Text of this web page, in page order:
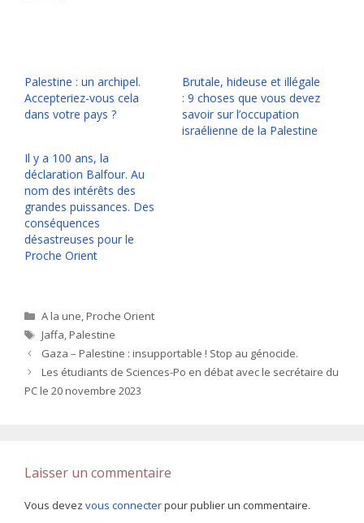
Palestine : un archipel.
Accepteriez-vous cela
dans votre pays ?
Brutale, hideuse et illégale
: 9 choses que vous devez
savoir sur l’occupation
israélienne de la Palestine
Il y a 100 ans, la
déclaration Balfour. Au
nom des intérêts des
grandes puissances. Des
conséquences
désastreuses pour le
Proche Orient
Catégories
A la une Proche Orient
Étiquettes
Jaffa Palestine
Gaza – Palestine : insupportable ! Stop au génocide.
Les étudiants de Sciences-Po en débat avec le secrétaire du
PC le 20 novembre 2023
Laisser un commentaire
Vous devez vous connecterpour publier un commentaire.